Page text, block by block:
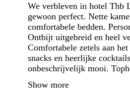
We verbleven in hotel Thb
gewoon perfect. Nette
comfortabele bedden.
Ontbijt uitgebreid en heel
Comfortabele zetels aan
snacks en heerlijke
onbeschrijvelijk mooi.
Show more